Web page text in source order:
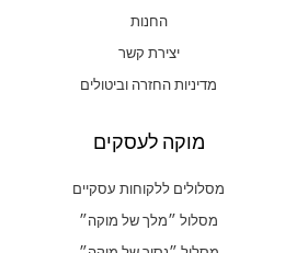
החנות
יצירת קשר
מדיניות החזרה וביטולים
מוקה לעסקים
מסלולים ללקוחות עסקיים
מסלול ״מלך של מוקה״